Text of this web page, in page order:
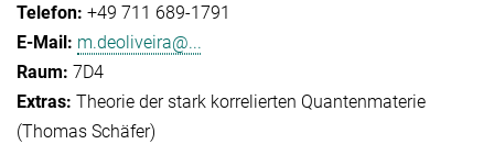
+49 711 689-1791
m.deoliveira@...
7D4
Theorie der stark korrelierten Quantenmaterie
(Thomas Schäfer)